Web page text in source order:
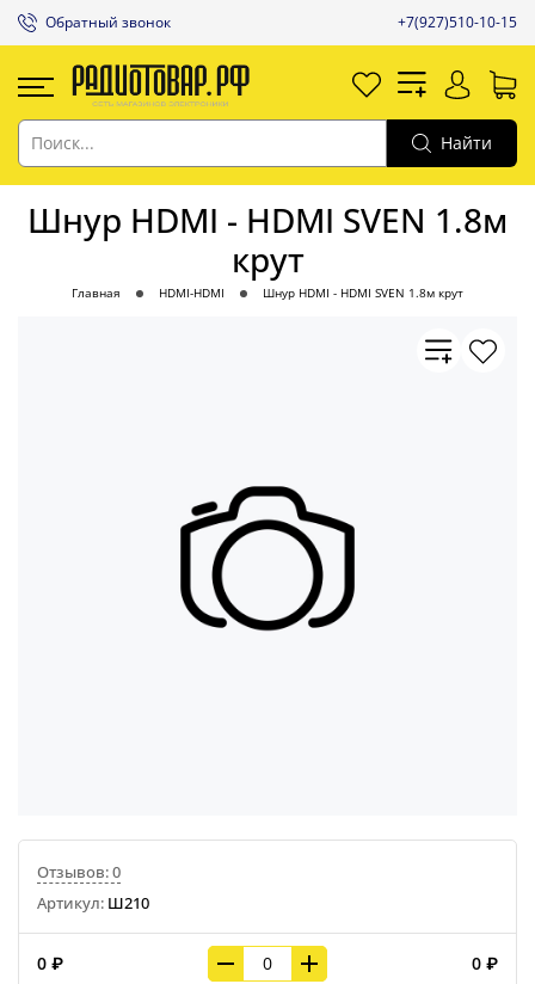
Обратный звонок +7(927)510-10-15
Найти
Шнур HDMI - HDMI SVEN 1.8м
крут
Главная HDMI-HDMI Шнур HDMI - HDMI SVEN 1.8м крут
Отзывов: 0
Артикул: Ш210
0 ₽ 0 ₽